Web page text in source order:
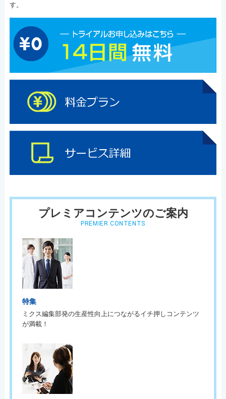
す。
プレミアコンテンツのご案内
PREMIER CONTENTS
特集
ミクス編集部発の生産性向上につながるイチ押しコンテンツ
が満載！